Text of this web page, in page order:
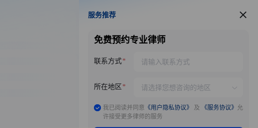
服务推荐
服务推荐
免费预约专业律师
联系方式
所在地区
我已阅读并同意 《用户隐私协议》 及 《服务协议》 允
许接受更多律师的服务